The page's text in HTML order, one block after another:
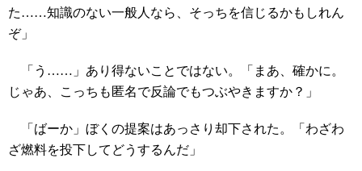
た……知識のない一般人なら、そっちを信じるかもしれん
ぞ」
「う……」あり得ないことではない。「まあ、確かに。
じゃあ、こっちも匿名で反論でもつぶやきますか？」
「ばーか」ぼくの提案はあっさり却下された。「わざわ
ざ燃料を投下してどうするんだ」